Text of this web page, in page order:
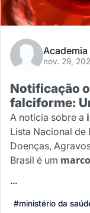
nov. 29,
Notificação
falciforme:
A notícia sobre a
Lista Nacional
Doenças,
Brasil é um
...
#ministério da